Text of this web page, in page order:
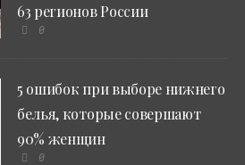
63 регионов России
0
5 ошибок при выборе нижнего
белья, которые совершают
90% женщин
0